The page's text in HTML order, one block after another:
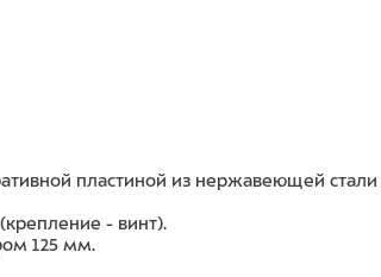
пластиной из нержавеющей
- винт).
125 мм.